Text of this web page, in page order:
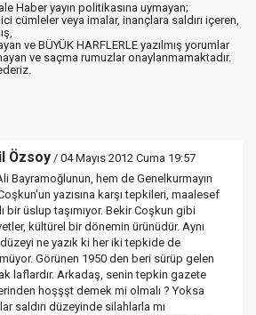
Haber yayın politikasına uymayan;
cümleler veya imalar, inançlara saldırı içeren,
ve BÜYÜK HARFLERLE yazılmış yorumlar
ve saçma rumuzlar onaylanmamaktadır.
Özsoy/ 04 Mayıs 2012 Cuma 19:57
Bayramoğlunun, hem de Genelkurmayın
yazısına karşı tepkileri, maalesef
bir üslup taşımıyor. Bekir Coşkun gibi
kültürel bir dönemin ürünüdür. Aynı
ne yazık ki her iki tepkide de
Görünen 1950 den beri sürüp gelen
laflardır. Arkadaş, senin tepkin gazete
hoşşşt demek mi olmalı ? Yoksa
saldırı düzeyinde silahlarla mı